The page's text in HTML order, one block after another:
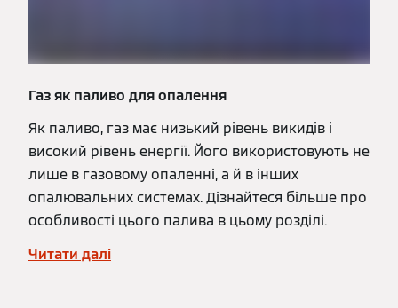
Газ як паливо для опалення
Як паливо, газ має низький рівень викидів і
високий рівень енергії. Його використовують не
лише в газовому опаленні, а й в інших
опалювальних системах. Дізнайтеся більше про
особливості цього палива в цьому розділі.
Читати далі